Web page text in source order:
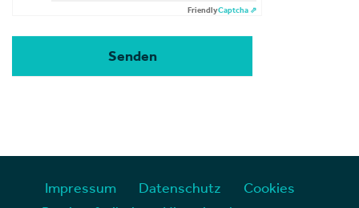
FriendlyCaptcha ⇗
Impressum Datenschutz
Cookies